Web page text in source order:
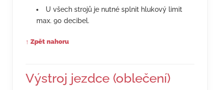
U všech strojů je nutné splnit hlukový limit
max. 90 decibel.
↑ Zpět nahoru
Výstroj jezdce (oblečení)